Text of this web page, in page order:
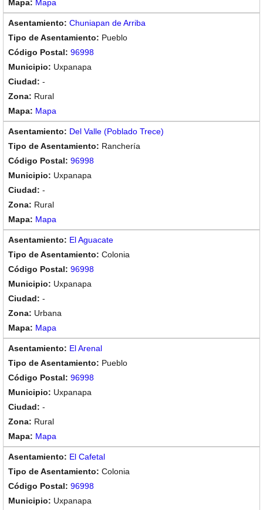
Mapa
Chuniapan de Arriba
Pueblo
96998
Uxpanapa
-
Rural
Mapa
Del Valle (Poblado Trece)
Ranchería
96998
Uxpanapa
-
Rural
Mapa
El Aguacate
Colonia
96998
Uxpanapa
-
Urbana
Mapa
El Arenal
Pueblo
96998
Uxpanapa
-
Rural
Mapa
El Cafetal
Colonia
96998
Uxpanapa